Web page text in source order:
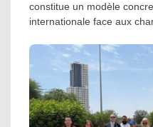
constitue un modèle
internationale face aux